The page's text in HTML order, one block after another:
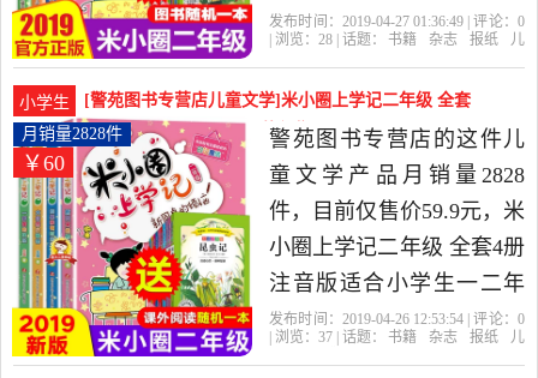
任推荐故事书小学生课外
读畅销童书图漫画书读物
带拼音是2019年徐州文乐
图书专营店精选书籍,杂志,
报纸当中性价比很高的儿
童文学，由上海发货。
发布时间：2019-04-27 01:36:49 | 评论： 0
| 浏览： 28 | 话题： 书籍 杂志 报纸
儿
小学生
[警苑图书专营店儿童文学]米小圈上学记二年级 全套
4册注音版适月销量2828件仅售59.9元
￥60
月销量2828件
警苑图书专营店的这件儿
童文学产品月销量2828
件，目前仅售价59.9元，米
小圈上学记二年级 全套4册
注音版适合小学生一二年
级课外书必读阅读老师推
发布时间：2019-04-26 12:53:54 | 评论： 0
| 浏览： 37 | 话题： 书籍 杂志 报纸
儿